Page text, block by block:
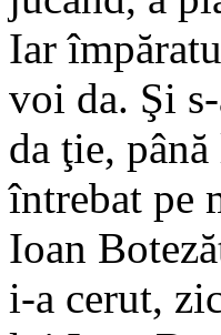
Iar
voi da. Şi
da ţie,
întrebat pe
Ioan
i-a cerut,